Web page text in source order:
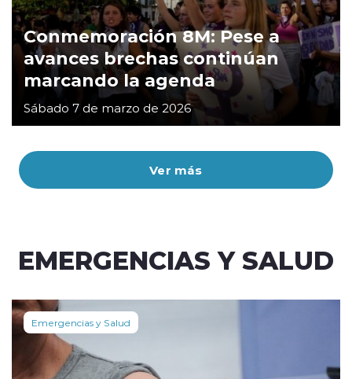
Ver más
Conmemoración 8M: Pese a
avances brechas continúan
marcando la agenda
Sábado 7 de marzo de 2026
EMERGENCIAS Y SALUD
Emergencias y Salud